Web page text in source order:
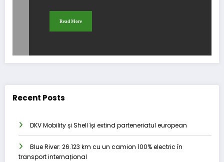
Read More
Recent Posts
DKV Mobility și Shell își extind parteneriatul european
Blue River: 26.123 km cu un camion 100% electric în
transport internațional